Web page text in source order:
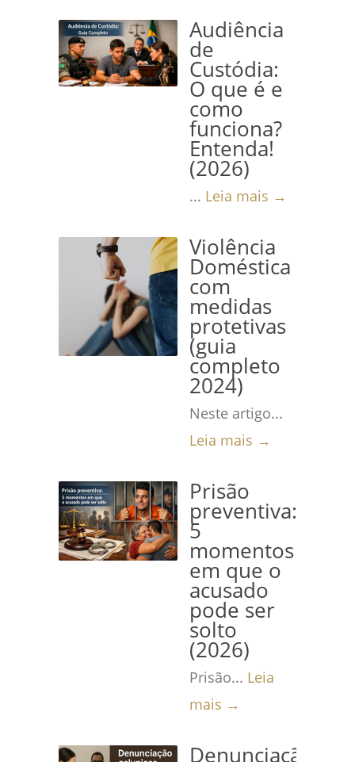
Audiência
de
Custódia:
O que é e
como
funciona?
Entenda!
(2026)
... Leia mais →
Violência
Doméstica
com
medidas
protetivas
(guia
completo
2024)
Neste artigo...
Leia mais →
Prisão
preventiva:
5
momentos
em que o
acusado
pode ser
solto
(2026)
Prisão... Leia
mais →
Denunciação